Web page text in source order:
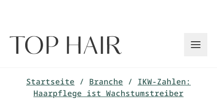
Startseite / Branche / IKW-Zahlen:
Haarpflege ist Wachstumstreiber